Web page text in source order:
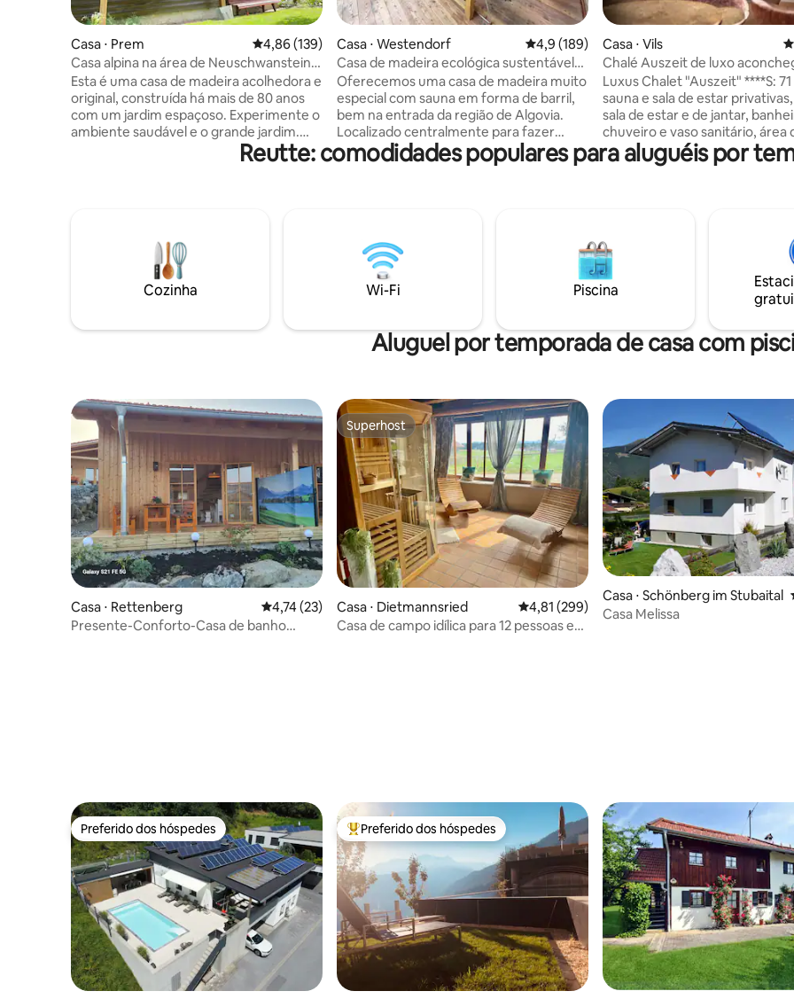
Casa ⋅ Prem 4,86 de uma avaliação média de 5, 139 avaliações
4,86 (139)
Casa alpina na área de Neuschwanstein
com sauna
Esta é uma casa de madeira acolhedora e
original, construída há mais de 80 anos
com um jardim espaçoso. Experimente o
ambiente saudável e o grande jardim.
Nenhuma propriedade de luxo, mas uma
autêntica e aconchegante casa de
encontrarão uma Wallbox (11kW, Type 2).
Cozinha totalmente equipada, banheiros
modernos (piso aquecido), TV de tela
plana, Wi-Fi gratuito e piano. Novos pisos
Casa ⋅ Westendorf 4,9 de uma avaliação média de 5, 189
4,9 (189)
Casa de madeira ecológica sustentável
com jardim na região de Algovia
Oferecemos uma casa de madeira muito
especial com sauna em forma de barril,
bem na entrada da região de Algovia.
Localizado centralmente para fazer
inúmeras excursões ou simplesmente
passar alguns dias agradáveis em uma
mesa de carvalho maciço no centro. Na
varanda, uma churrasqueira a carvão
aguarda para ser acesa e, no grande
jardim, um trampolim e uma lareira
Casa ⋅ Vils
Chalé Auszeit de luxo
com sauna e terraço
Luxus Chalet "Auszeit" ****S: 71
sauna e sala de estar
sala de estar e de jantar,
chuveiro e vaso sanitário, área
relaxamento com
como cozinha totalmente
desobstruída dos Alpes do
região de Algovia. Wi-Fi
estacionamento coberto
Apenas para adultos - adults
Reutte: comodidades populares para aluguéis por
Cozinha Wi-Fi Piscina
Aluguel por temporada de casa com
Casa ⋅ Rettenberg 4,74 de uma avaliação média de 5, 23 avaliações
4,74 (23)
Presente-Conforto-Casa de banho
Superhost
Superhost
Casa ⋅ Dietmannsried 4,81 de uma avaliação média de 5, 299
4,81 (299)
Casa de campo idílica para 12 pessoas e
Casa ⋅ Schönberg im Stubaital
Casa Melissa
Preferido dos hóspedes
Preferido dos hóspedes Entre os melhores preferidos dos hóspedes
Preferido dos hóspedes